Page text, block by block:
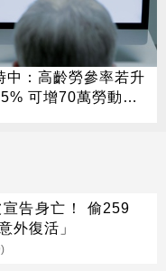
中：高齡勞參率若升
可增70萬勞動人
告身亡！ 偷259
外復活」